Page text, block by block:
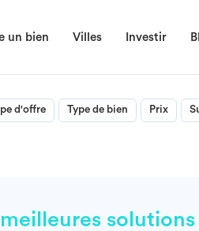
un bien Villes Investir
d'offre Type de bien Prix